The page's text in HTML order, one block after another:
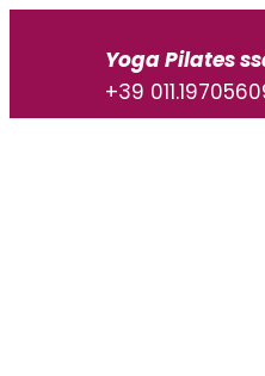
contenuto
Yoga Pilates
+39